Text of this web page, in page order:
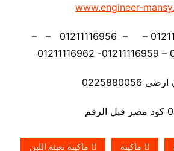
www.engineer-
موبايل: 01211116954 – – 01211116956 – –
0225880056
ماكينة ماكينة تعبئة اللبن